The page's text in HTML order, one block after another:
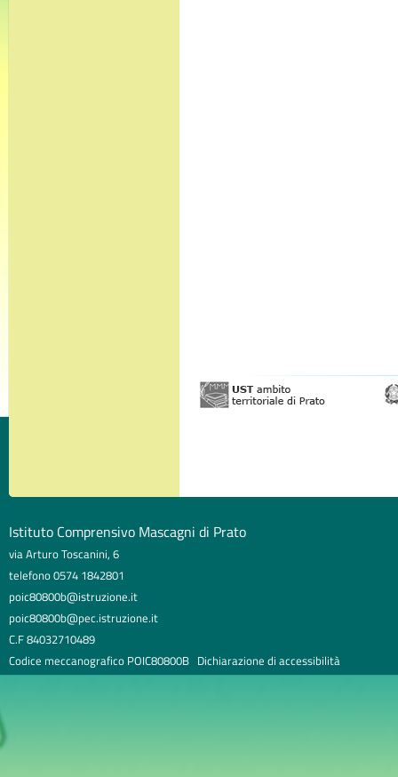
Istituto Comprensivo Mascagni di Prato
via Arturo Toscanini, 6
telefono 0574 1842801
poic80800b@istruzione.it
poic80800b@pec.istruzione.it
C.F 84032710489
Codice meccanografico POIC80800B Dichiarazione di accessibilità